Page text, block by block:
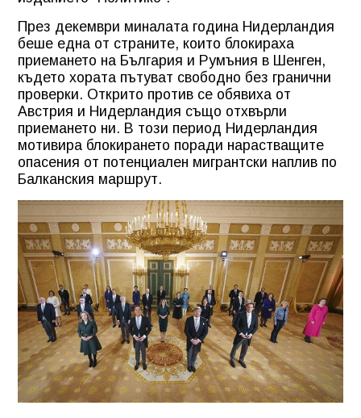
През декември миналата година Нидерландия
беше една от страните, които блокираха
приемането на България и Румъния в Шенген,
където хората пътуват свободно без гранични
проверки. Открито против се обявиха от
Австрия и Нидерландия също отхвърли
приемането ни. В този период Нидерландия
мотивира блокирането поради нарастващите
опасения от потенциален мигрантски наплив по
Балканския маршрут.